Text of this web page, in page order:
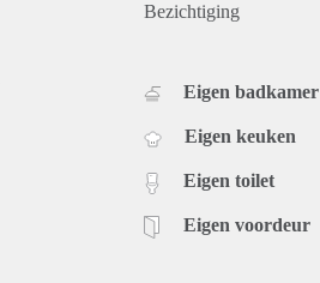
Bezichtiging
Eigen badkamer
Eigen keuken
Eigen toilet
Eigen voordeur